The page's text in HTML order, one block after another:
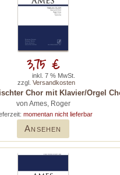
Chor mit Klavier/Orgel
von Ames, Roger
momentan nicht lieferbar
Ansehen
3,75 €
inkl. 7 % MwSt.
zzgl. Versandkosten